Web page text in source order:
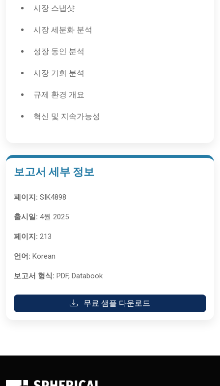
시장 스냅샷
시장 세분화 분석
성장 동인 분석
시장 기회 분석
규제 환경 개요
혁신 및 지속가능성
보고서 세부 정보
페이지: SIK4898
출시일: 4월 2025
페이지: 213
언어: Korean
보고서 형식: PDF, Databook
무료 샘플 다운로드